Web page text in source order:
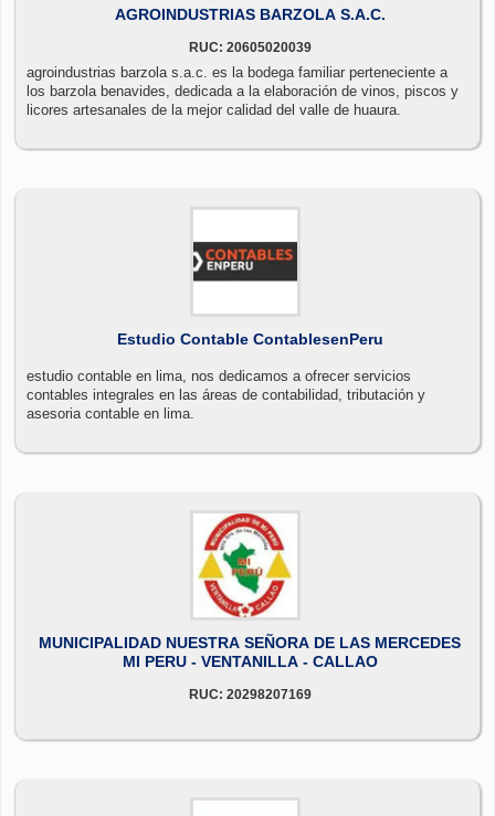
AGROINDUSTRIAS BARZOLA S.A.C.
RUC: 20605020039
agroindustrias barzola s.a.c. es la bodega familiar perteneciente a
los barzola benavides, dedicada a la elaboración de vinos, piscos y
licores artesanales de la mejor calidad del valle de huaura.
Estudio Contable ContablesenPeru
estudio contable en lima, nos dedicamos a ofrecer servicios
contables integrales en las áreas de contabilidad, tributación y
asesoria contable en lima.
MUNICIPALIDAD NUESTRA SEÑORA DE LAS MERCEDES
MI PERU - VENTANILLA - CALLAO
RUC: 20298207169